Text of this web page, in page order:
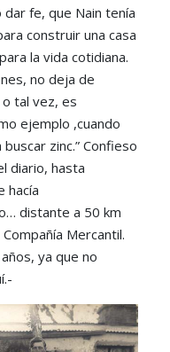
fe, que Nain tenía
construir una casa
la vida cotidiana.
no deja de
tal vez, es
ejemplo ,cuando
zinc.” Confieso
diario, hasta
hacía
distante a 50 km
Mercantil.
ya que no